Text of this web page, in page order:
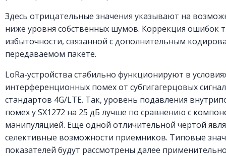
Здесь отрицательные значения указывают на
ниже уровня собственных шумов. Коррекция ошибок
избыточности, связанной с дополнительным
передаваемом пакете.
LoRa-устройства стабильно функционируют в
интерференционных помех от субгигагерцовых
стандартов 4G/LTE. Так, уровень подавления
помех у SX1272 на 25 дБ лучше по сравнению с
манипуляцией. Еще одной отличительной чертой
селективные возможности приемников. Типовые
показателей будут рассмотрены далее